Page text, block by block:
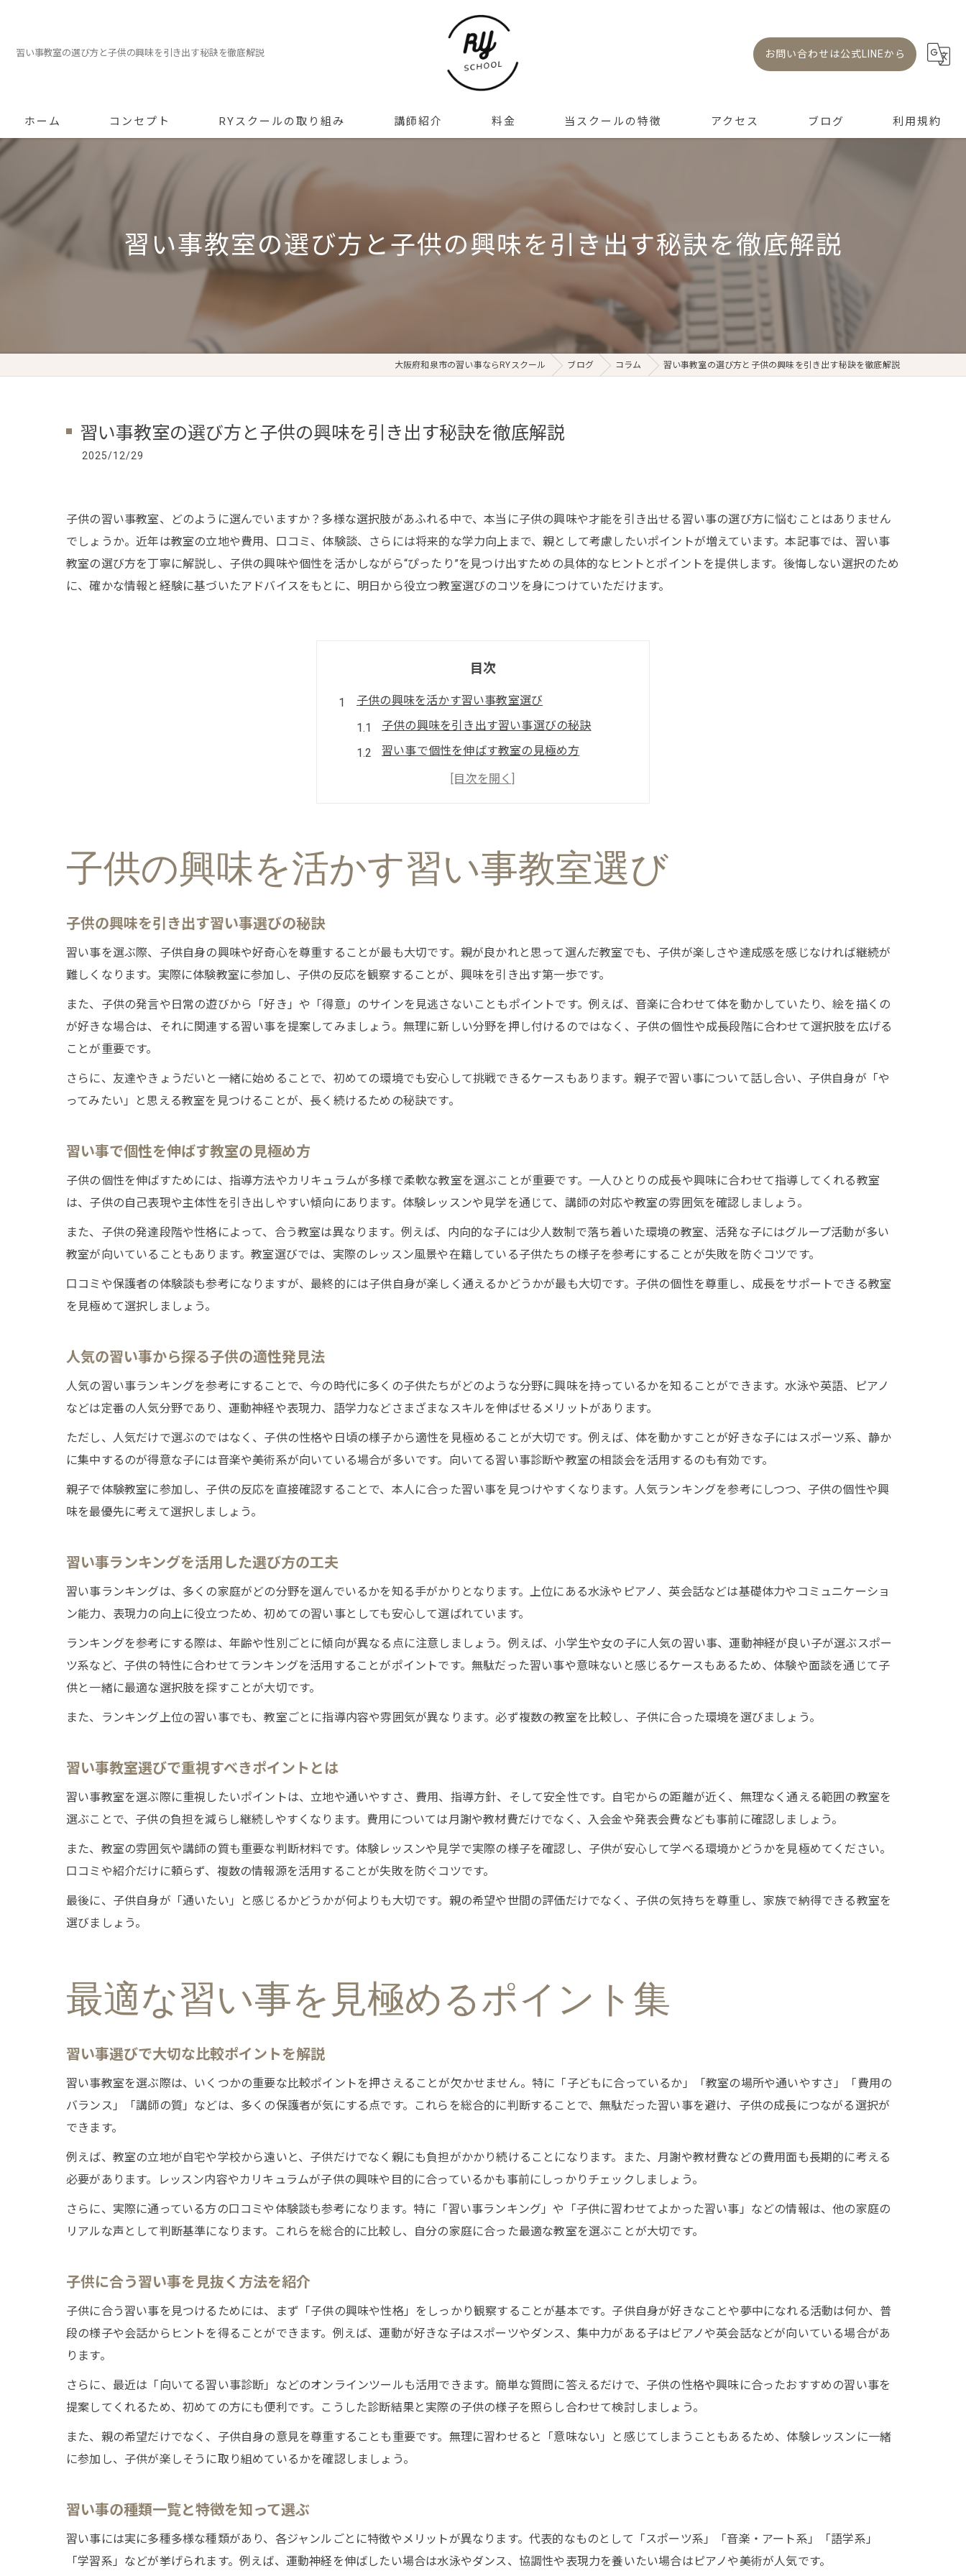
習い事教室の選び方と子供の興味を引き出す秘訣を徹底解説 お問い合わせは公式LINEから
ホーム コンセプト RYスクールの取り組み 講師紹介 料金 当スクールの特徴
スポーツ
堺市の習い事
アクセス ブログ 利用規約
習い事教室の選び方と子供の興味を引き出す秘訣を徹底解説
大阪府和泉市の習い事ならRYスクール ブログ コラム 習い事教室の選び方と子供の興味を引き出す秘訣を徹底解説
習い事教室の選び方と子供の興味を引き出す秘訣を徹底解説
2025/12/29
子供の習い事教室、どのように選んでいますか？多様な選択肢があふれる中で、本当に子供の興味や才能を引き出せる習い事の選び方に悩むことはありません
でしょうか。近年は教室の立地や費用、口コミ、体験談、さらには将来的な学力向上まで、親として考慮したいポイントが増えています。本記事では、習い事
教室の選び方を丁寧に解説し、子供の興味や個性を活かしながら“ぴったり”を見つけ出すための具体的なヒントとポイントを提供します。後悔しない選択のため
に、確かな情報と経験に基づいたアドバイスをもとに、明日から役立つ教室選びのコツを身につけていただけます。
目次
子供の興味を活かす習い事教室選び
子供の興味を引き出す習い事選びの秘訣
習い事で個性を伸ばす教室の見極め方
人気の習い事から探る子供の適性発見法
最適な習い事を見極めるポイント集
習い事選びで大切な比較ポイントを解説
体験談から分かる習い事選択の実例集
習い事教室選びで失敗しない判断基準
習い事で伸ばす個性と才能の秘訣
子供の個性を活かす習い事の選び方
習い事が与える子供への成長効果とは
人気の習い事で広がる可能性と魅力
向いてる習い事診断の活用メリット解説
診断を使った習い事選びの新しい方法
子供に合う習い事を診断するポイント
習い事診断と実際の教室選びの違いとは
診断結果を活かした習い事の比較術
子供の反応を見極める習い事選びの工夫
失敗例から学ぶ習い事教室選びの注意点
無駄だった習い事を繰り返さない方法
無駄だった習い事を防ぐ選び方入門
無駄だった習い事の原因と選び方対策
子供の興味を活かす習い事教室選び
子供の興味を引き出す習い事選びの秘訣
習い事を選ぶ際、子供自身の興味や好奇心を尊重することが最も大切です。親が良かれと思って選んだ教室でも、子供が楽しさや達成感を感じなければ継続が
難しくなります。実際に体験教室に参加し、子供の反応を観察することが、興味を引き出す第一歩です。
また、子供の発言や日常の遊びから「好き」や「得意」のサインを見逃さないこともポイントです。例えば、音楽に合わせて体を動かしていたり、絵を描くの
が好きな場合は、それに関連する習い事を提案してみましょう。無理に新しい分野を押し付けるのではなく、子供の個性や成長段階に合わせて選択肢を広げる
ことが重要です。
さらに、友達やきょうだいと一緒に始めることで、初めての環境でも安心して挑戦できるケースもあります。親子で習い事について話し合い、子供自身が「や
ってみたい」と思える教室を見つけることが、長く続けるための秘訣です。
習い事で個性を伸ばす教室の見極め方
子供の個性を伸ばすためには、指導方法やカリキュラムが多様で柔軟な教室を選ぶことが重要です。一人ひとりの成長や興味に合わせて指導してくれる教室
は、子供の自己表現や主体性を引き出しやすい傾向にあります。体験レッスンや見学を通じて、講師の対応や教室の雰囲気を確認しましょう。
また、子供の発達段階や性格によって、合う教室は異なります。例えば、内向的な子には少人数制で落ち着いた環境の教室、活発な子にはグループ活動が多い
教室が向いていることもあります。教室選びでは、実際のレッスン風景や在籍している子供たちの様子を参考にすることが失敗を防ぐコツです。
口コミや保護者の体験談も参考になりますが、最終的には子供自身が楽しく通えるかどうかが最も大切です。子供の個性を尊重し、成長をサポートできる教室
を見極めて選択しましょう。
人気の習い事から探る子供の適性発見法
人気の習い事ランキングを参考にすることで、今の時代に多くの子供たちがどのような分野に興味を持っているかを知ることができます。水泳や英語、ピアノ
などは定番の人気分野であり、運動神経や表現力、語学力などさまざまなスキルを伸ばせるメリットがあります。
ただし、人気だけで選ぶのではなく、子供の性格や日頃の様子から適性を見極めることが大切です。例えば、体を動かすことが好きな子にはスポーツ系、静か
に集中するのが得意な子には音楽や美術系が向いている場合が多いです。向いてる習い事診断や教室の相談会を活用するのも有効です。
親子で体験教室に参加し、子供の反応を直接確認することで、本人に合った習い事を見つけやすくなります。人気ランキングを参考にしつつ、子供の個性や興
味を最優先に考えて選択しましょう。
習い事ランキングを活用した選び方の工夫
習い事ランキングは、多くの家庭がどの分野を選んでいるかを知る手がかりとなります。上位にある水泳やピアノ、英会話などは基礎体力やコミュニケーショ
ン能力、表現力の向上に役立つため、初めての習い事としても安心して選ばれています。
ランキングを参考にする際は、年齢や性別ごとに傾向が異なる点に注意しましょう。例えば、小学生や女の子に人気の習い事、運動神経が良い子が選ぶスポー
ツ系など、子供の特性に合わせてランキングを活用することがポイントです。無駄だった習い事や意味ないと感じるケースもあるため、体験や面談を通じて子
供と一緒に最適な選択肢を探すことが大切です。
また、ランキング上位の習い事でも、教室ごとに指導内容や雰囲気が異なります。必ず複数の教室を比較し、子供に合った環境を選びましょう。
習い事教室選びで重視すべきポイントとは
習い事教室を選ぶ際に重視したいポイントは、立地や通いやすさ、費用、指導方針、そして安全性です。自宅からの距離が近く、無理なく通える範囲の教室を
選ぶことで、子供の負担を減らし継続しやすくなります。費用については月謝や教材費だけでなく、入会金や発表会費なども事前に確認しましょう。
また、教室の雰囲気や講師の質も重要な判断材料です。体験レッスンや見学で実際の様子を確認し、子供が安心して学べる環境かどうかを見極めてください。
口コミや紹介だけに頼らず、複数の情報源を活用することが失敗を防ぐコツです。
最後に、子供自身が「通いたい」と感じるかどうかが何よりも大切です。親の希望や世間の評価だけでなく、子供の気持ちを尊重し、家族で納得できる教室を
選びましょう。
最適な習い事を見極めるポイント集
習い事選びで大切な比較ポイントを解説
習い事教室を選ぶ際は、いくつかの重要な比較ポイントを押さえることが欠かせません。特に「子どもに合っているか」「教室の場所や通いやすさ」「費用の
バランス」「講師の質」などは、多くの保護者が気にする点です。これらを総合的に判断することで、無駄だった習い事を避け、子供の成長につながる選択が
できます。
例えば、教室の立地が自宅や学校から遠いと、子供だけでなく親にも負担がかかり続けることになります。また、月謝や教材費などの費用面も長期的に考える
必要があります。レッスン内容やカリキュラムが子供の興味や目的に合っているかも事前にしっかりチェックしましょう。
さらに、実際に通っている方の口コミや体験談も参考になります。特に「習い事ランキング」や「子供に習わせてよかった習い事」などの情報は、他の家庭の
リアルな声として判断基準になります。これらを総合的に比較し、自分の家庭に合った最適な教室を選ぶことが大切です。
子供に合う習い事を見抜く方法を紹介
子供に合う習い事を見つけるためには、まず「子供の興味や性格」をしっかり観察することが基本です。子供自身が好きなことや夢中になれる活動は何か、普
段の様子や会話からヒントを得ることができます。例えば、運動が好きな子はスポーツやダンス、集中力がある子はピアノや英会話などが向いている場合があ
ります。
さらに、最近は「向いてる習い事診断」などのオンラインツールも活用できます。簡単な質問に答えるだけで、子供の性格や興味に合ったおすすめの習い事を
提案してくれるため、初めての方にも便利です。こうした診断結果と実際の子供の様子を照らし合わせて検討しましょう。
また、親の希望だけでなく、子供自身の意見を尊重することも重要です。無理に習わせると「意味ない」と感じてしまうこともあるため、体験レッスンに一緒
に参加し、子供が楽しそうに取り組めているかを確認しましょう。
習い事の種類一覧と特徴を知って選ぶ
習い事には実に多種多様な種類があり、各ジャンルごとに特徴やメリットが異なります。代表的なものとして「スポーツ系」「音楽・アート系」「語学系」
「学習系」などが挙げられます。例えば、運動神経を伸ばしたい場合は水泳やダンス、協調性や表現力を養いたい場合はピアノや美術が人気です。